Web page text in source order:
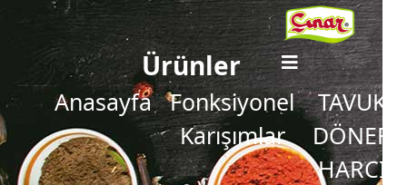
Ürünler
Anasayfa Fonksiyonel
Karışımlar
TAVUK
DÖNER
HARCI